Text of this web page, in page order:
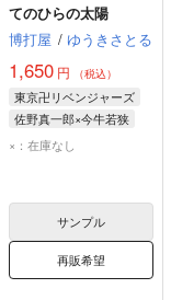
てのひらの太陽
博打屋 / ゆうきさとる
1,650 円 （税込）
東京卍リベンジャーズ
佐野真一郎×今牛若狭
佐野真一郎
×：在庫なし
サンプル
再販希望